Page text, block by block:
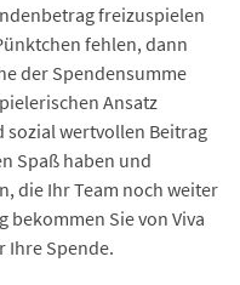
freizuspielen
fehlen, dann
der Spendensumme
Ansatz
sozial wertvollen Beitrag
Spaß haben und
die Ihr Team noch weiter
bekommen Sie von Viva
Ihre Spende.